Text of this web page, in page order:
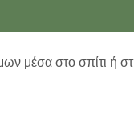
μέσα στο σπίτι ή